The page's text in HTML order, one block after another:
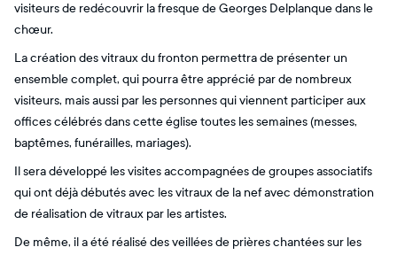
visiteurs de redécouvrir la fresque de Georges Delplanque dans le
chœur.
La création des vitraux du fronton permettra de présenter un
ensemble complet, qui pourra être apprécié par de nombreux
visiteurs, mais aussi par les personnes qui viennent participer aux
offices célébrés dans cette église toutes les semaines (messes,
baptêmes, funérailles, mariages).
Il sera développé les visites accompagnées de groupes associatifs
qui ont déjà débutés avec les vitraux de la nef avec démonstration
de réalisation de vitraux par les artistes.
De même, il a été réalisé des veillées de prières chantées sur les